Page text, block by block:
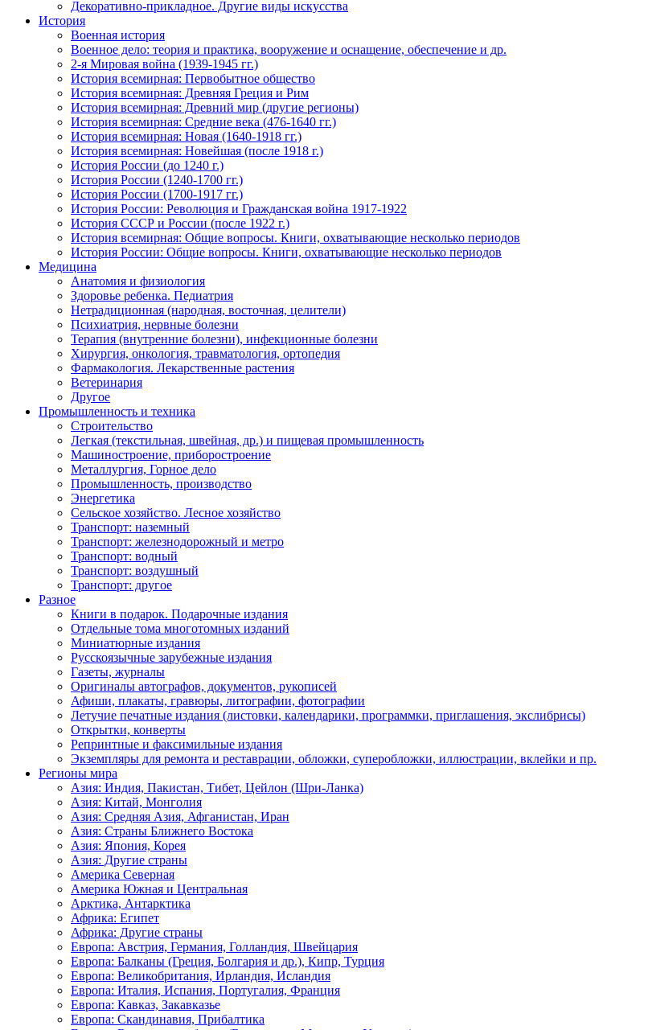
Декоративно-прикладное. Другие виды искусства
История
Военная история
Военное дело: теория и практика, вооружение и оснащение, обеспечение и др.
2-я Мировая война (1939-1945 гг.)
История всемирная: Первобытное общество
История всемирная: Древняя Греция и Рим
История всемирная: Древний мир (другие регионы)
История всемирная: Средние века (476-1640 гг.)
История всемирная: Новая (1640-1918 гг.)
История всемирная: Новейшая (после 1918 г.)
История России (до 1240 г.)
История России (1240-1700 гг.)
История России (1700-1917 гг.)
История России: Революция и Гражданская война 1917-1922
История СССР и России (после 1922 г.)
История всемирная: Общие вопросы. Книги, охватывающие несколько периодов
История России: Общие вопросы. Книги, охватывающие несколько периодов
Медицина
Анатомия и физиология
Здоровье ребенка. Педиатрия
Нетрадиционная (народная, восточная, целители)
Психиатрия, нервные болезни
Терапия (внутренние болезни), инфекционные болезни
Хирургия, онкология, травматология, ортопедия
Фармакология. Лекарственные растения
Ветеринария
Другое
Промышленность и техника
Строительство
Легкая (текстильная, швейная, др.) и пищевая промышленность
Машиностроение, приборостроение
Металлургия, Горное дело
Промышленность, производство
Энергетика
Сельское хозяйство. Лесное хозяйство
Транспорт: наземный
Транспорт: железнодорожный и метро
Транспорт: водный
Транспорт: воздушный
Транспорт: другое
Разное
Книги в подарок. Подарочные издания
Отдельные тома многотомных изданий
Миниатюрные издания
Русскоязычные зарубежные издания
Газеты, журналы
Оригиналы автографов, документов, рукописей
Афиши, плакаты, гравюры, литографии, фотографии
Летучие печатные издания (листовки, календарики, программки, приглашения, экслибрисы)
Открытки, конверты
Репринтные и факсимильные издания
Экземпляры для ремонта и реставрации, обложки, суперобложки, иллюстрации, вклейки и пр.
Регионы мира
Азия: Индия, Пакистан, Тибет, Цейлон (Шри-Ланка)
Азия: Китай, Монголия
Азия: Средняя Азия, Афганистан, Иран
Азия: Страны Ближнего Востока
Азия: Япония, Корея
Азия: Другие страны
Америка Северная
Америка Южная и Центральная
Арктика, Антарктика
Африка: Египет
Африка: Другие страны
Европа: Австрия, Германия, Голландия, Швейцария
Европа: Балканы (Греция, Болгария и др.), Кипр, Турция
Европа: Великобритания, Ирландия, Исландия
Европа: Италия, Испания, Португалия, Франция
Европа: Кавказ, Закавказье
Европа: Скандинавия, Прибалтика